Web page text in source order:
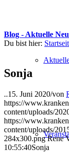
Blog - Aktuelle
Du bist hier:
Sonja
..15. Juni 2020/von
https://
content/uploads/
https://
content/uploads/
284x300.png Rene
10:55:40Sonja